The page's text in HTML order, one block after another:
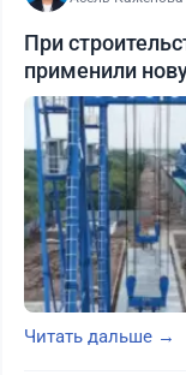
При
применили
Читать дальше →